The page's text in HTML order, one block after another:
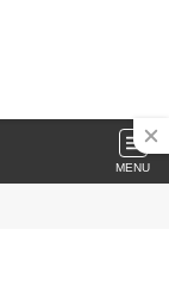
MENU